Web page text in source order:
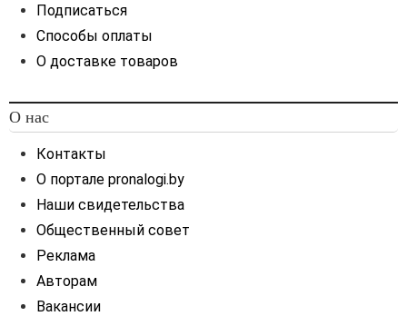
Подписаться
Способы оплаты
О доставке товаров
О нас
Контакты
О портале pronalogi.by
Наши свидетельства
Общественный совет
Реклама
Авторам
Вакансии